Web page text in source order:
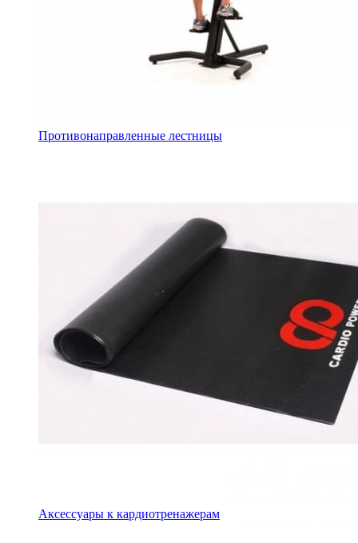
Противонаправленные лестницы
Аксессуары к кардиотренажерам